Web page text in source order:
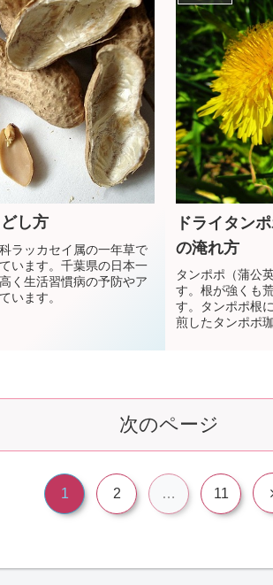
し方
ラッカセイ属の一年草で
います。千葉県の日本一
く生活習慣病の予防やア
います。
ドライタン
の淹れ方
タンポポ（蒲公
す。根が強くも
す。タンポポ根
煎したタンポポ
次のページ
1 2 … 11